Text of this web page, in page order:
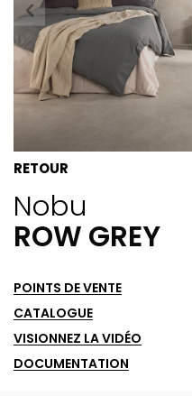
RETOUR
Nobu
ROW GREY
POINTS DE VENTE
CATALOGUE
VISIONNEZ LA VIDÉO
DOCUMENTATION